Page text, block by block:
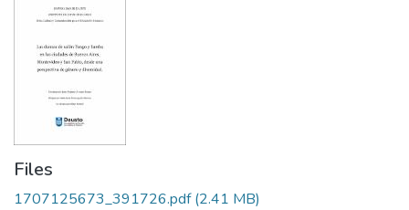
Statistics
Policies
Files
1707125673_391726.pdf(2.41 MB)